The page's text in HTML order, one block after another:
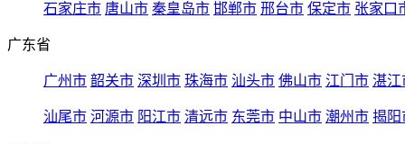
石家庄市 唐山市 秦皇岛市 邯郸市 邢台市 保定市 张家口
广东省
广州市 韶关市 深圳市 珠海市 汕头市 佛山市 江门市 湛江
汕尾市 河源市 阳江市 清远市 东莞市 中山市 潮州市 揭阳